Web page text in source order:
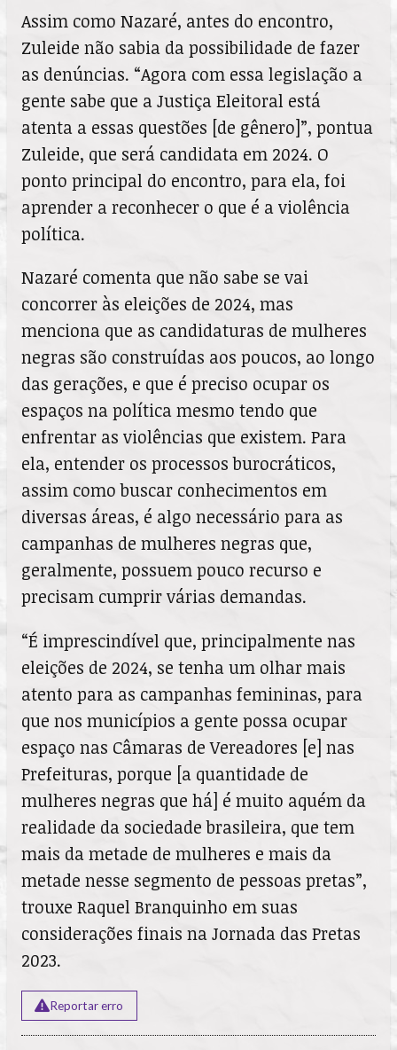
Assim como Nazaré, antes do encontro,
Zuleide não sabia da possibilidade de fazer
as denúncias. “Agora com essa legislação a
gente sabe que a Justiça Eleitoral está
atenta a essas questões [de gênero]”, pontua
Zuleide, que será candidata em 2024. O
ponto principal do encontro, para ela, foi
aprender a reconhecer o que é a violência
política.
Nazaré comenta que não sabe se vai
concorrer às eleições de 2024, mas
menciona que as candidaturas de mulheres
negras são construídas aos poucos, ao longo
das gerações, e que é preciso ocupar os
espaços na política mesmo tendo que
enfrentar as violências que existem. Para
ela, entender os processos burocráticos,
assim como buscar conhecimentos em
diversas áreas, é algo necessário para as
campanhas de mulheres negras que,
geralmente, possuem pouco recurso e
precisam cumprir várias demandas.
“É imprescindível que, principalmente nas
eleições de 2024, se tenha um olhar mais
atento para as campanhas femininas, para
que nos municípios a gente possa ocupar
espaço nas Câmaras de Vereadores [e] nas
Prefeituras, porque [a quantidade de
mulheres negras que há] é muito aquém da
realidade da sociedade brasileira, que tem
mais da metade de mulheres e mais da
metade nesse segmento de pessoas pretas”,
trouxe Raquel Branquinho em suas
considerações finais na Jornada das Pretas
2023.
Reportar erro